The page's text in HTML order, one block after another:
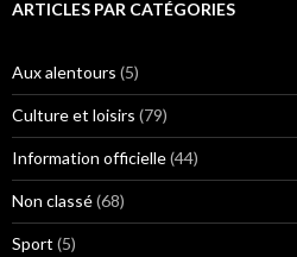
ARTICLES PAR CATÉGORIES
Aux alentours (5)
Culture et loisirs (79)
Information officielle(44)
Non classé(68)
Sport (5)